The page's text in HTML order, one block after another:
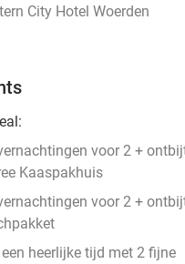
City Hotel Woerden
voor 2 +
Kaaspakhuis
voor 2 +
heerlijke tijd met 2 fijne